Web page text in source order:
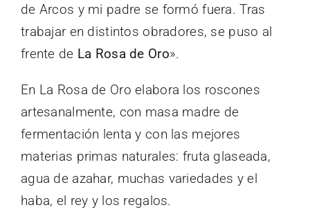
de Arcos y mi padre se formó fuera. Tras
trabajar en distintos obradores, se puso al
frente de La Rosa de Oro».
En La Rosa de Oro elabora los roscones
artesanalmente, con masa madre de
fermentación lenta y con las mejores
materias primas naturales: fruta glaseada,
agua de azahar, muchas variedades y el
haba, el rey y los regalos.